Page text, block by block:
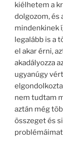
kiélhetem a
dolgozom, és
mindenkinek
legalább is a
el akar érni,
akadályozza
ugyanúgy
nem tudtam
aztán még
összeget és